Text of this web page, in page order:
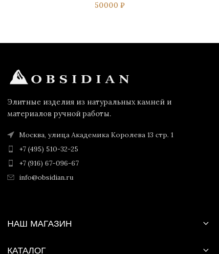
50000 ₽
Элитные изделия из натуральных камней и
материалов ручной работы.
Москва, улица Академика Королева 13 стр. 1
+7 (495) 510-32-25
+7 (916) 67-096-67
info@obsidian.ru
НАШ МАГАЗИН
КАТАЛОГ